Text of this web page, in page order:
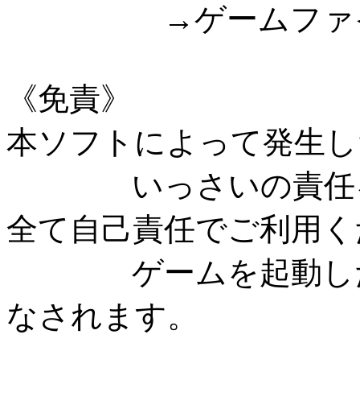
→ゲームファイル
《免責》
本ソフトによって発生
いっさいの責任を
全て自己責任でご利用
ゲームを起動した
なされます。